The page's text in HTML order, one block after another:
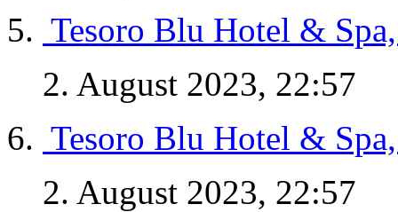
Tesoro Blu Hotel &
2. August 2023, 22:57
Tesoro Blu Hotel &
2. August 2023, 22:57